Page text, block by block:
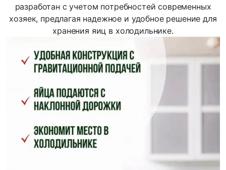
разработан с учетом потребностей современных
хозяек, предлагая надежное и удобное решение для
хранения яиц в холодильнике.